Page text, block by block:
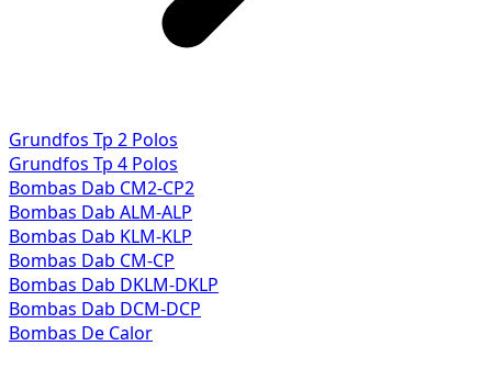
Grundfos Tp 2 Polos
Grundfos Tp 4 Polos
Bombas Dab CM2-CP2
Bombas Dab ALM-ALP
Bombas Dab KLM-KLP
Bombas Dab CM-CP
Bombas Dab DKLM-DKLP
Bombas Dab DCM-DCP
Bombas De Calor